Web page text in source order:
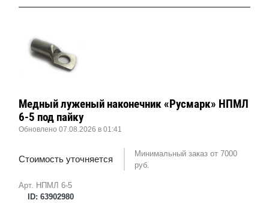
Арт. НПМЛ 6-5
ID: 63902980
Медный луженый наконечник «Русмарк» НПМЛ
6-5 под пайку
Обновлено 07.08.2026 в 01:41
Стоимость уточняется
Минимальный заказ от 7000
руб.